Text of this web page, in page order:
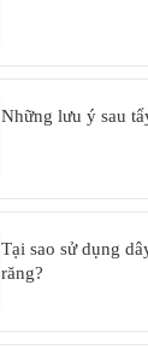
Những lưu ý sau
Tại sao sử dụng
răng?